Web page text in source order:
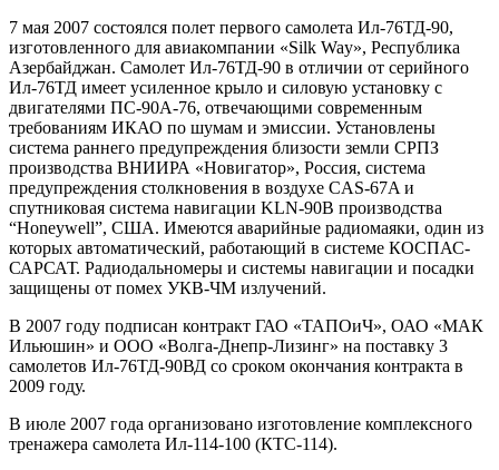
7 мая 2007 состоялся полет первого самолета Ил-76ТД-90,
изготовленного для авиакомпании «Silk Way», Республика
Азербайджан. Самолет Ил-76ТД-90 в отличии от серийного
Ил-76ТД имеет усиленное крыло и силовую установку с
двигателями ПС-90А-76, отвечающими современным
требованиям ИКАО по шумам и эмиссии. Установлены
система раннего предупреждения близости земли СРПЗ
производства ВНИИРА «Новигатор», Россия, система
предупреждения столкновения в воздухе CAS-67A и
спутниковая система навигации KLN-90B производства
“Honeywell”, США. Имеются аварийные радиомаяки, один из
которых автоматический, работающий в системе КОСПАС-
САРСАТ. Радиодальномеры и системы навигации и посадки
защищены от помех УКВ-ЧМ излучений.
В 2007 году подписан контракт ГАО «ТАПОиЧ», ОАО «МАК
Ильюшин» и ООО «Волга-Днепр-Лизинг» на поставку 3
самолетов Ил-76ТД-90ВД со сроком окончания контракта в
2009 году.
В июле 2007 года организовано изготовление комплексного
тренажера самолета Ил-114-100 (КТС-114).